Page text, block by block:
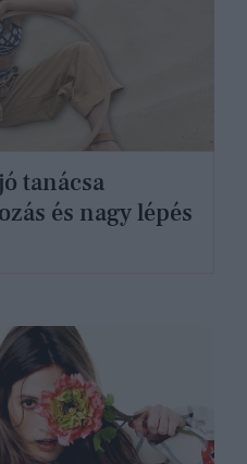
tanácsa
és nagy lépés